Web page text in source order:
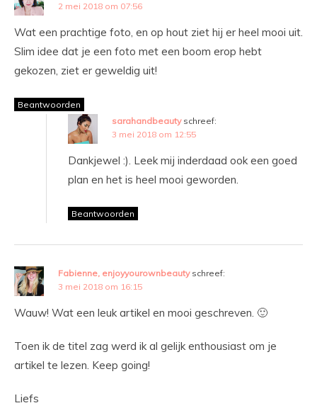
2 mei 2018 om 07:56
Wat een prachtige foto, en op hout ziet hij er heel mooi uit.
Slim idee dat je een foto met een boom erop hebt
gekozen, ziet er geweldig uit!
Beantwoorden
sarahandbeauty schreef:
3 mei 2018 om 12:55
Dankjewel :). Leek mij inderdaad ook een goed
plan en het is heel mooi geworden.
Beantwoorden
Fabienne, enjoyyourownbeauty schreef:
3 mei 2018 om 16:15
Wauw! Wat een leuk artikel en mooi geschreven. 🙂
Toen ik de titel zag werd ik al gelijk enthousiast om je
artikel te lezen. Keep going!
Liefs